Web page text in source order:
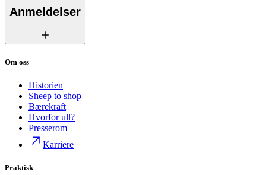
Anmeldelser
Om oss
Historien
Sheep to shop
Bærekraft
Hvorfor ull?
Presserom
Karriere
Praktisk